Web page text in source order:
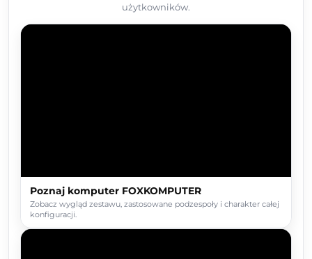
użytkowników.
Poznaj komputer FOXKOMPUTER
Zobacz wygląd zestawu, zastosowane podzespoły i charakter całej
konfiguracji.